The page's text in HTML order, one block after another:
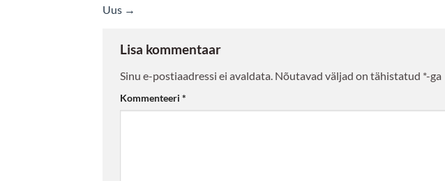
Uus →
Lisa kommentaar
Sinu e-postiaadressi ei avaldata. Nõutavad väljad on tähistatud *-ga
Kommenteeri *